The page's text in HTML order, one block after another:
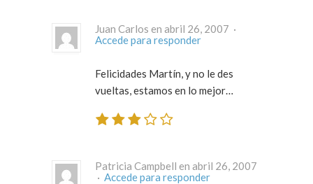
Juan Carlos en abril 26, 2007 ·
Accede para responder
Felicidades Martín, y no le des
vueltas, estamos en lo mejor…
Patricia Campbell en abril 26, 2007
· Accede para responder